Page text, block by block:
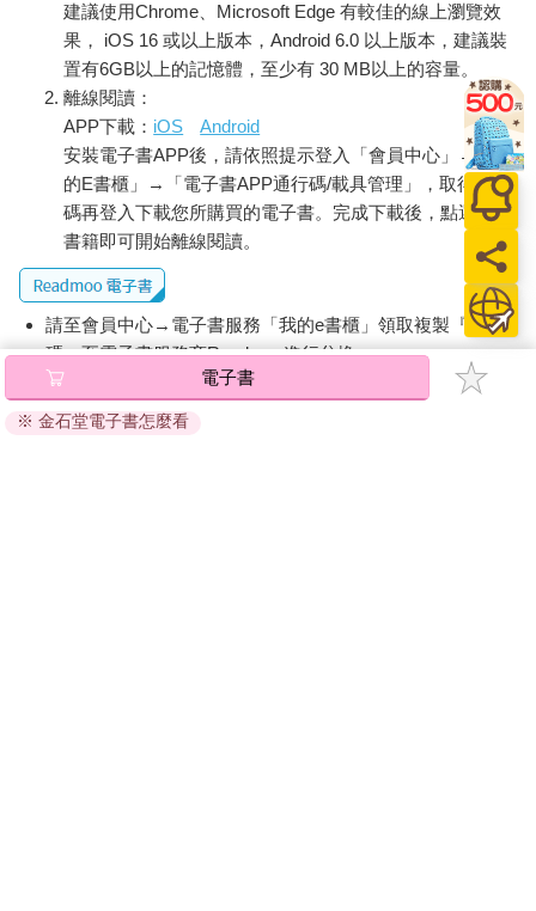
建議使用Chrome、Microsoft Edge 有較佳的線上瀏覽效
果， iOS 16 或以上版本，Android 6.0 以上版本，建議裝
置有6GB以上的記憶體，至少有 30 MB以上的容量。
離線閱讀：
APP下載： iOS
Android
安裝電子書APP後，請依照提示登入「會員中心」→「我
的E書櫃」→「電子書APP通行碼/載具管理」，取得通行
碼再登入下載您所購買的電子書。完成下載後，點選任一
書籍即可開始離線閱讀。
請至會員中心→電子書服務「我的e書櫃」領取複製『兌換
碼』至電子書服務商Readmoo進行兌換。
退換貨須知：
因版權保護，您在金石堂所購買的電子書僅能以金石堂專屬
電子書
※ 金石堂電子書怎麼看